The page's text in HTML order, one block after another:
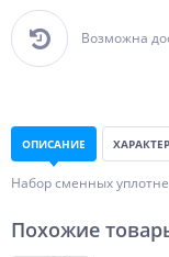
Возможна
ОПИСАНИЕ
Набор сменных
Похожие